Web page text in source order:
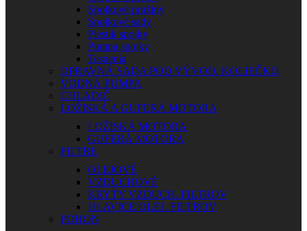
Spojkové pružiny
Spojkové sady
Piestik spojky
Pumpa spojky
Tesnenia
OPRAVNÁ SADA POD VÝVOD. KOLIEČKO
VODNÁ PUMPA
CHLADIČ
LOŽISKÁ A GUFERÁ MOTORA
LOŽISKÁ MOTORA
GUFERÁ MOTORA
FILTRE
OLEJOVÉ
VZDUCHOVÉ
KRYTY VZDUCH. FILTROV
HLAVICE OLEJ. FILTROV
POHON